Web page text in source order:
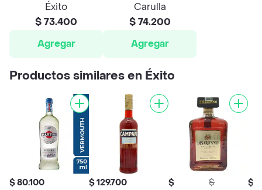
Éxito
$ 73.400
Agregar
Carulla
$ 74.200
Agregar
Productos similares en Éxito
$ 80.100 $ 129.700
$
$
$